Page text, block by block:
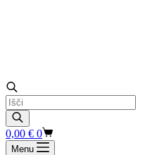
Products
search
Shopping
cart
0,00 € 0
Menu